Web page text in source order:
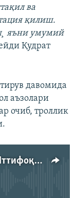
ва
қилиш.
яъни умумий
Қудрат
давомида
аъзолари
очиб, троллик
Озодлик суриштируви: Ёшлар Иттифоқи троллар гуруҳининг илк қадамлари
эмас